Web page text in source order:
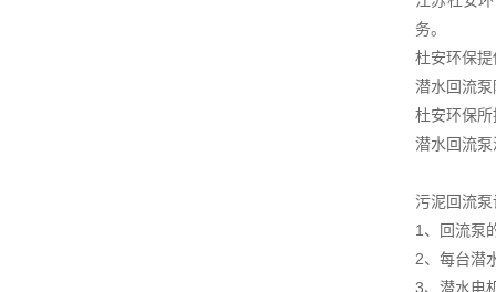
务。
杜安环保
潜水回流
杜安环保
潜水回流
污泥回流
1、回流泵
2、每台潜
3、潜水电